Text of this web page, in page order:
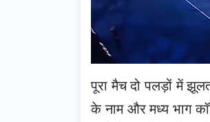
पूरा मैच दो पलड़ों में
के नाम और मध्य भाग